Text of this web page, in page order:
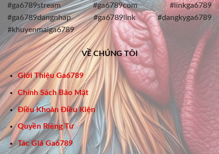
#ga6789stream #ga6789com #linkga6789
#ga6789dangnhap #ga6789link #dangkyga6789
#khuyenmaiga6789
VỀ CHÚNG TÔI
Giới Thiệu Ga6789
Chính Sách Bảo Mật
Điều Khoản Điều Kiện
Quyền Riêng Tư
Tác GIả Ga6789